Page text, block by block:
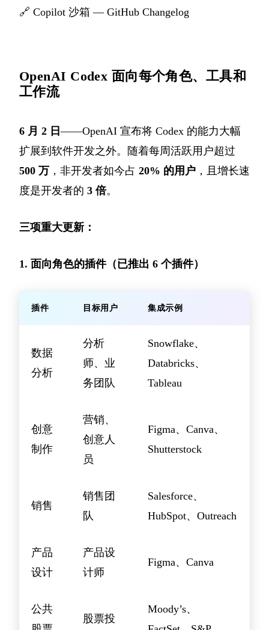
🔗 Copilot 沙箱 — GitHub Changelog
OpenAI Codex 面向每个角色、工具和
工作流
6 月 2 日——OpenAI 宣布将 Codex 的能力大幅
扩展到软件开发之外。随着每周活跃用户超过
500 万 ，非开发者如今占 20% 的用户 ，且增长速
度是开发者的 3 倍。
三项重大更新：
1. 面向角色的插件（已推出 6 个插件）
插件 目标用户 集成示例
数据
分析
分析
师、业
务团队
Snowflake、
Databricks、
Tableau
创意
制作
营销、
创意人
员
Figma、Canva、
Shutterstock
销售
销售团
队
Salesforce、
HubSpot、Outreach
产品
设计
产品设
计师
Figma、Canva
公共
股票投
Moody’s、